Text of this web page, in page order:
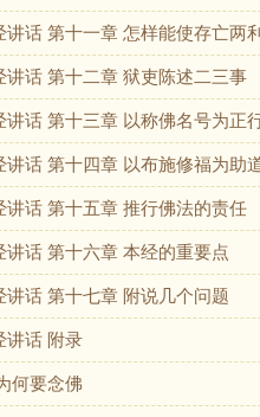
讲话 第十一章 怎样能使存亡两
讲话 第十二章 狱吏陈述二三事
讲话 第十三章 以称佛名号为正
讲话 第十四章 以布施修福为助
讲话 第十五章 推行佛法的责任
讲话 第十六章 本经的重要点
讲话 第十七章 附说几个问题
讲话 附录
何要念佛